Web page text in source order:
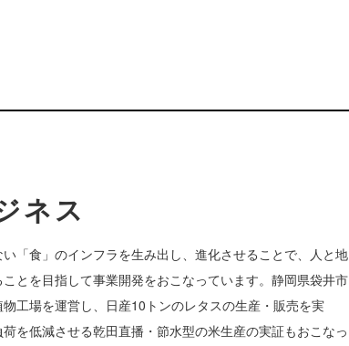
ネス
い「食」のインフラを生み出し、進化させることで、人と地
とを目指して事業開発をおこなっています。静岡県袋井市
工場を運営し、日産10トンのレタスの生産・販売を実
を低減させる乾田直播・節水型の米生産の実証もおこなっ